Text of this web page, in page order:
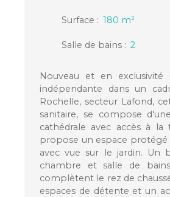
Surface : 180 m²
Salle de bains : 2
Nouveau et en
indépendante dans un
Rochelle, secteur Lafond,
sanitaire, se compose
cathédrale avec accès à la
propose un espace
avec vue sur le jardin. Un
chambre et salle de
complètent le rez de
espaces de détente et un